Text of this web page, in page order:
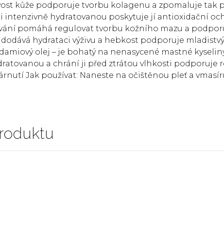
kůže podporuje tvorbu kolagenu a zpomaluje tak
intenzivně hydratovanou poskytuje jí antioxidační
pomáhá regulovat tvorbu kožního mazu a
hydrataci výživu a hebkost podporuje
olej – je bohatý na nenasycené mastné
a chrání ji před ztrátou vlhkosti podporuje
Jak používat: Naneste na očištěnou pleť a